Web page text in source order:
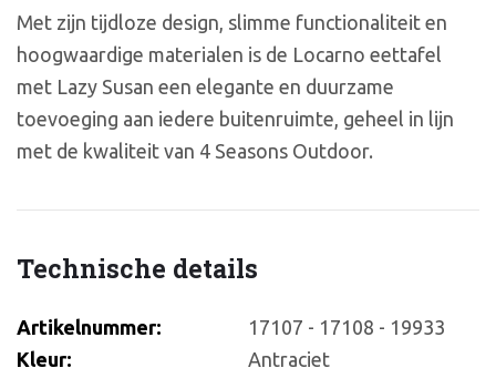
Met zijn tijdloze design, slimme functionaliteit en
hoogwaardige materialen is de Locarno eettafel
met Lazy Susan een elegante en duurzame
toevoeging aan iedere buitenruimte, geheel in lijn
met de kwaliteit van 4 Seasons Outdoor.
Technische details
Artikelnummer:
17107 - 17108 - 19933
Kleur:
Antraciet